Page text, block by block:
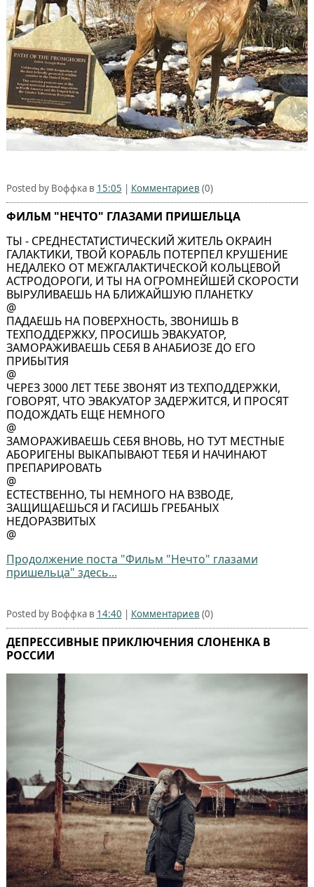
Posted by Воффка в 15:05 | Комментариев (0)
ФИЛЬМ "НЕЧТО" ГЛАЗАМИ ПРИШЕЛЬЦА
ТЫ - СРЕДНЕСТАТИСТИЧЕСКИЙ ЖИТЕЛЬ ОКРАИН
ГАЛАКТИКИ, ТВОЙ КОРАБЛЬ ПОТЕРПЕЛ КРУШЕНИЕ
НЕДАЛЕКО ОТ МЕЖГАЛАКТИЧЕСКОЙ КОЛЬЦЕВОЙ
АСТРОДОРОГИ, И ТЫ НА ОГРОМНЕЙШЕЙ СКОРОСТИ
ВЫРУЛИВАЕШЬ НА БЛИЖАЙШУЮ ПЛАНЕТКУ
@
ПАДАЕШЬ НА ПОВЕРХНОСТЬ, ЗВОНИШЬ В
ТЕХПОДДЕРЖКУ, ПРОСИШЬ ЭВАКУАТОР,
ЗАМОРАЖИВАЕШЬ СЕБЯ В АНАБИОЗЕ ДО ЕГО
ПРИБЫТИЯ
@
ЧЕРЕЗ 3000 ЛЕТ ТЕБЕ ЗВОНЯТ ИЗ ТЕХПОДДЕРЖКИ,
ГОВОРЯТ, ЧТО ЭВАКУАТОР ЗАДЕРЖИТСЯ, И ПРОСЯТ
ПОДОЖДАТЬ ЕЩЕ НЕМНОГО
@
ЗАМОРАЖИВАЕШЬ СЕБЯ ВНОВЬ, НО ТУТ МЕСТНЫЕ
АБОРИГЕНЫ ВЫКАПЫВАЮТ ТЕБЯ И НАЧИНАЮТ
ПРЕПАРИРОВАТЬ
@
ЕСТЕСТВЕННО, ТЫ НЕМНОГО НА ВЗВОДЕ,
ЗАЩИЩАЕШЬСЯ И ГАСИШЬ ГРЕБАНЫХ
НЕДОРАЗВИТЫХ
@
Продолжение поста "Фильм "Нечто" глазами
пришельца" здесь...
Posted by Воффка в 14:40 | Комментариев (0)
ДЕПРЕССИВНЫЕ ПРИКЛЮЧЕНИЯ СЛОНЕНКА В
РОССИИ